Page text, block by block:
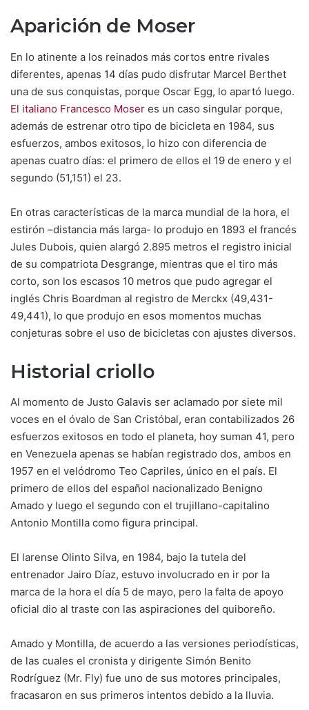
Aparición de Moser
En lo atinente a los reinados más cortos entre rivales
diferentes, apenas 14 días pudo disfrutar Marcel Berthet
una de sus conquistas, porque Oscar Egg, lo apartó luego.
El italiano Francesco Moser es un caso singular porque,
además de estrenar otro tipo de bicicleta en 1984, sus
esfuerzos, ambos exitosos, lo hizo con diferencia de
apenas cuatro días: el primero de ellos el 19 de enero y el
segundo (51,151) el 23.
En otras características de la marca mundial de la hora, el
estirón –distancia más larga- lo produjo en 1893 el francés
Jules Dubois, quien alargó 2.895 metros el registro inicial
de su compatriota Desgrange, mientras que el tiro más
corto, son los escasos 10 metros que pudo agregar el
inglés Chris Boardman al registro de Merckx (49,431-
49,441), lo que produjo en esos momentos muchas
conjeturas sobre el uso de bicicletas con ajustes diversos.
Historial criollo
Al momento de Justo Galavis ser aclamado por siete mil
voces en el óvalo de San Cristóbal, eran contabilizados 26
esfuerzos exitosos en todo el planeta, hoy suman 41, pero
en Venezuela apenas se habían registrado dos, ambos en
1957 en el velódromo Teo Capriles, único en el país. El
primero de ellos del español nacionalizado Benigno
Amado y luego el segundo con el trujillano-capitalino
Antonio Montilla como figura principal.
El larense Olinto Silva, en 1984, bajo la tutela del
entrenador Jairo Díaz, estuvo involucrado en ir por la
marca de la hora el día 5 de mayo, pero la falta de apoyo
oficial dio al traste con las aspiraciones del quiboreño.
Amado y Montilla, de acuerdo a las versiones periodísticas,
de las cuales el cronista y dirigente Simón Benito
Rodríguez (Mr. Fly) fue uno de sus motores principales,
fracasaron en sus primeros intentos debido a la lluvia.